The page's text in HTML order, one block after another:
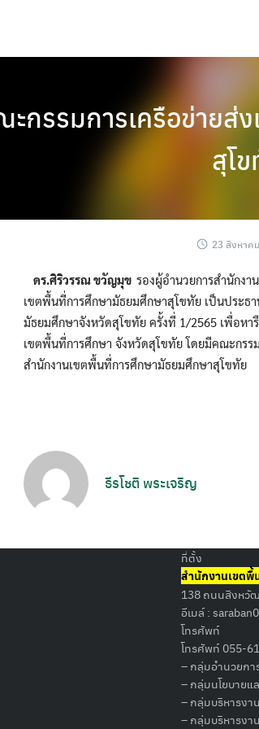
กรรมการเครือข่ายส่
สุโ
23 สิงหาค
ดร.ศิริวรรณ ขวัญมุข รองผู้อำนวยการสำนักง
เขตพื้นที่การศึกษามัธยมศึกษาสุโขทัย เป็นประธ
มัธยมศึกษาจังหวัดสุโขทัย ครั้งที่ 1/2565 เพื่อหา
เขตพื้นที่การศึกษา จังหวัดสุโขทัย โดยมีคณะกรร
สำนักงานเขตพื้นที่การศึกษามัธยมศึกษาสุโขทัย
ธีรโชติ พระเจริญ
ที่ตั้ง
สำนักงานเขต
138 ถนนสิงหวัฒ
อีเมล์ :
โทรศัพท์
โทรศัพท์ 055-
– กลุ่มอำนวยกา
– กลุ่มนโยบายแ
– กลุ่มบริหารงา
– กลุ่มบริหารง